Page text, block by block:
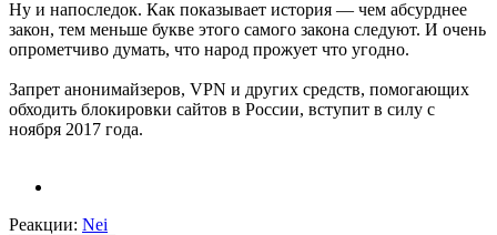
Ну и напоследок. Как показывает история — чем абсурднее
закон, тем меньше букве этого самого закона следуют. И очень
опрометчиво думать, что народ прожует что угодно.​
Запрет анонимайзеров, VPN и других средств, помогающих
обходить блокировки сайтов в России, вступит в силу с
ноября 2017 года.​
Реакции: Nei